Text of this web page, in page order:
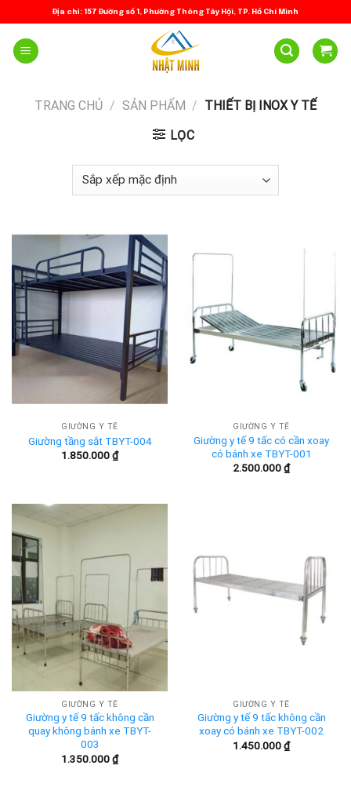
to
content
Địa chỉ: 157 Đường số 1, Phường Thông Tây Hội, TP. Hồ Chí Minh
TRANG CHỦ / SẢN PHẨM / THIẾT BỊ INOX Y TẾ
LỌC
GIƯỜNG Y TẾ
Giường tầng sắt TBYT-004
1.850.000₫
GIƯỜNG Y TẾ
Giường y tế 9 tấc có cần xoay
có bánh xe TBYT-001
2.500.000₫
GIƯỜNG Y TẾ
Giường y tế 9 tấc không cần
quay không bánh xe TBYT-
003
1.350.000₫
GIƯỜNG Y TẾ
Giường y tế 9 tấc không cần
xoay có bánh xe TBYT-002
1.450.000₫